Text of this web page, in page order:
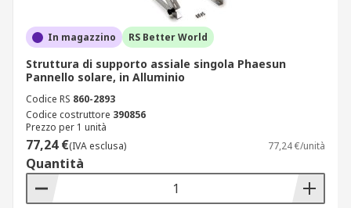
In magazzino RS Better World
Struttura di supporto assiale singola Phaesun
Pannello solare, in Alluminio
Codice RS 860-2893
Codice costruttore 390856
Prezzo per 1 unità
77,24 €(IVA esclusa) 77,24 €/unità
Quantità